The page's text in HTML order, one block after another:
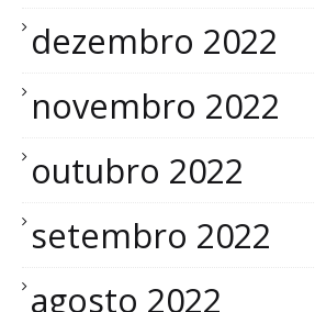
dezembro 2022
novembro 2022
outubro 2022
setembro 2022
agosto 2022